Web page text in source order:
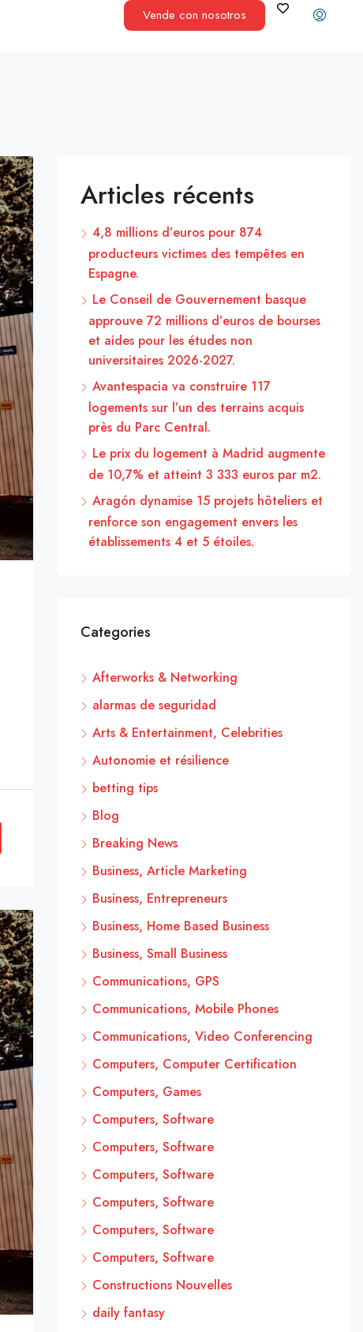
Vende con nosotros
Articles récents
4,8 millions d’euros pour 874
producteurs victimes des tempêtes en
Espagne.
Le Conseil de Gouvernement basque
approuve 72 millions d’euros de bourses
et aides pour les études non
universitaires 2026-2027.
Avantespacia va construire 117
logements sur l’un des terrains acquis
près du Parc Central.
Le prix du logement à Madrid augmente
de 10,7% et atteint 3 333 euros par m2.
Aragón dynamise 15 projets hôteliers et
renforce son engagement envers les
établissements 4 et 5 étoiles.
Categories
Afterworks & Networking
alarmas de seguridad
Arts & Entertainment, Celebrities
Autonomie et résilience
betting tips
Blog
Breaking News
Business, Article Marketing
Business, Entrepreneurs
Business, Home Based Business
Business, Small Business
Communications, GPS
Communications, Mobile Phones
Communications, Video Conferencing
Computers, Computer Certification
Computers, Games
Computers, Software
Computers, Software
Computers, Software
Computers, Software
Computers, Software
Computers, Software
Constructions Nouvelles
daily fantasy